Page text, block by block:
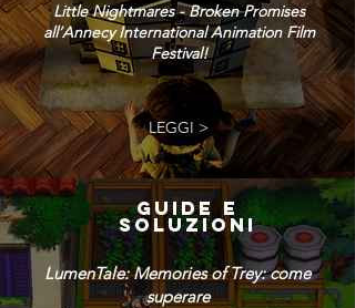
Little Nightmares - Broken Promises
all’Annecy International Animation Film
Festival!
LEGGI >
GUIDE E
SOLUZIONI
LumenTale: Memories of Trey: come
superare